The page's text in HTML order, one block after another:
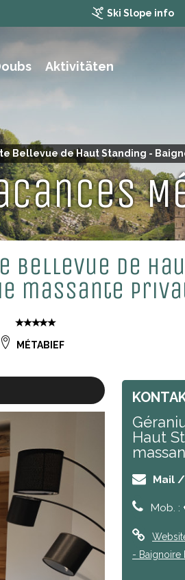
Ski Slope info
Aktivitäten
Bellevue de Haut Standing -
Bellevue de
massante
MÉTABIEF
Haut
Mail
Mob. :
- Baignoire